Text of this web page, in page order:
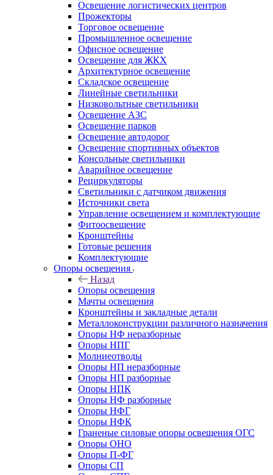
Освещение логистических центров
Прожекторы
Торговое освещение
Промышленное освещение
Офисное освещение
Освещение для ЖКХ
Архитектурное освещение
Складское освещение
Линейные светильники
Низковольтные светильники
Освещение АЗС
Освещение парков
Освещение автодорог
Освещение спортивных объектов
Консольные светильники
Аварийное освещение
Рециркуляторы
Светильники с датчиком движения
Источники света
Управление освещением и комплектующие
Фитоосвещение
Кронштейны
Готовые решения
Комплектующие
Опоры освещения
Назад
Опоры освещения
Мачты освещения
Кронштейны и закладные детали
Металлоконструкции различного назначения
Опоры НФ неразборные
Опоры НПГ
Молниеотводы
Опоры НП неразборные
Опоры НП разборные
Опоры НПК
Опоры НФ разборные
Опоры НФГ
Опоры НФК
Граненые силовые опоры освещения ОГС
Опоры ОНО
Опоры П-ФГ
Опоры СП